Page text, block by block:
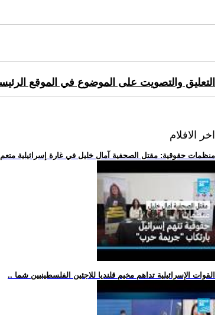
التعليق والتصويت على الموضوع في الموقع
اخر الافلام
.. منظمات حقوقية: مقتل الصحفية آمال خليل في غارة إسرائيلية متعم
.. القوات الإسرائيلية تداهم مخيم قلنديا للاجئين الفلسطينيين شما